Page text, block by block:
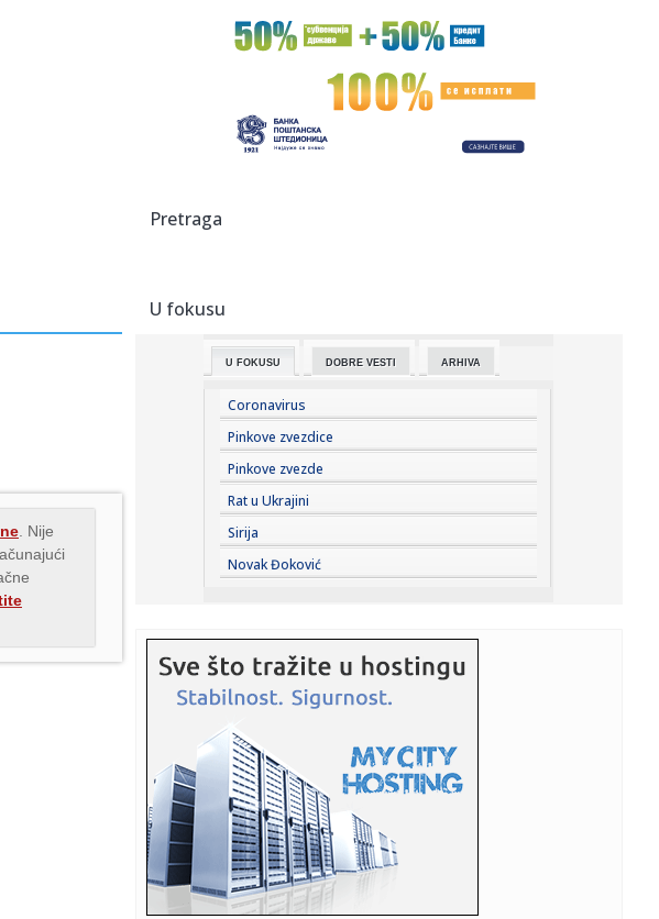
. Nije
23:21:Nestao nakit vrijedan 10.000 evra: Snimak otkrio krajnje
neobičn...
Krvoproliće u Gracu: Turčin izbo muškarca iz BiH i još
23:21:Španija od subote uvodi kontrole za putnike iz Italije: Evo
Minhenu
23:21:
23:21:
U Zvorniku nastupali guslari iz Srbije, Crne Gore i
23:21:Burna noć u Vitezu i Novom Travniku: Eksplozivna naprava
bačena...
23:21:Godišnja inflacija u Grčkoj usporila na 3,4 odsto u julu,
najni...
23:21:Dunav sve niži, problemi sve veći: Elektrane smanjuju
proizvodn...
23:21: Nevrijeme u Srbiji: Kiša napravila probleme vozačima na
auto-p...
23:21:
na dn...
23:21:Sveta Petka Trnova posebno se poštuje među ženama:
Ovi običaj...
23:21:Bizarna ljubavna priča stiže u bioskope: Olivia Kolman ima
supr...
23:20:Iza lika Barta Simpsona skoro četiri decenije stoji ova
Pretraga
U fokusu
U FOKUSU DOBRE VESTI ARHIVA
Coronavirus
Pinkove zvezdice
Pinkove zvezde
Rat u Ukrajini
Sirija
Novak Đoković